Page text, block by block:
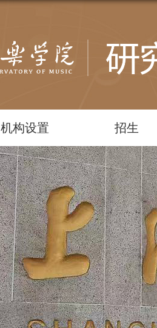
机构设置 招生